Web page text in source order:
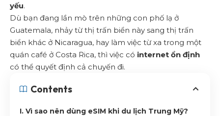
yếu.
Dù bạn đang lần mò trên những con phố lạ ở
Guatemala, nhảy từ thị trấn biển này sang thị trấn
biển khác ở Nicaragua, hay làm việc từ xa trong một
quán café ở Costa Rica, thì việc có internet ổn định
có thể quyết định cả chuyến đi.
Contents
I. Vì sao nên dùng eSIM khi du lịch Trung Mỹ?